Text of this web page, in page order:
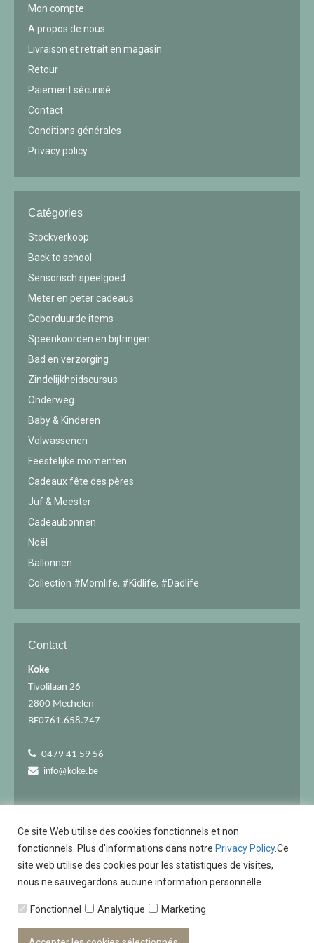
Mon compte
A propos de nous
Livraison et retrait en magasin
Retour
Paiement sécurisé
Contact
Conditions générales
Privacy policy
Catégories
Stockverkoop
Back to school
Sensorisch speelgoed
Meter en peter cadeaus
Geborduurde items
Speenkoorden en bijtringen
Bad en verzorging
Zindelijkheidscursus
Onderweg
Baby & Kinderen
Volwassenen
Feestelijke momenten
Cadeaux fête des pères
Juf & Meester
Cadeaubonnen
Noël
Ballonnen
Collection #Momlife, #Kidlife, #Dadlife
Contact
Koke
Tivolilaan 26
2800 Mechelen
BE0761.658.747
0479 41 59 56
info@koke.be
Tous les montants s'entendent TVA comprise
Ce site Web utilise des cookies fonctionnels et non
fonctionnels. Plus d'informations dans notre Privacy Policy.Ce
site web utilise des cookies pour les statistiques de visites,
nous ne sauvegardons aucune information personnelle.
Fonctionnel Analytique Marketing